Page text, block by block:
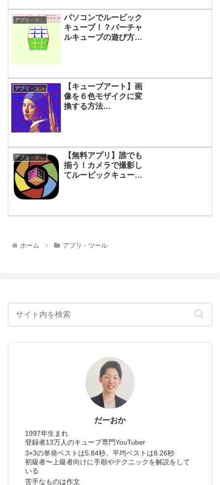
アプリ・ツール
パソコンでルービック
キューブ！？バーチャ
ルキューブの遊び方、
アプリ・ツール
【キューブアート】画
像を６色モザイクに変
換する方法
アプリ・ツール
【無料アプリ】誰でも
揃う！カメラで撮影し
てルービックキューブ
ホーム アプリ・ツール
だーおか
1997年生まれ
登録者13万人のキューブ専門YouTuber
3×3の単発ベストは5.84秒、平均ベストは8.26秒
初級者〜上級者向けに手順やテクニックを解説をして
いる
苦手なものは作文